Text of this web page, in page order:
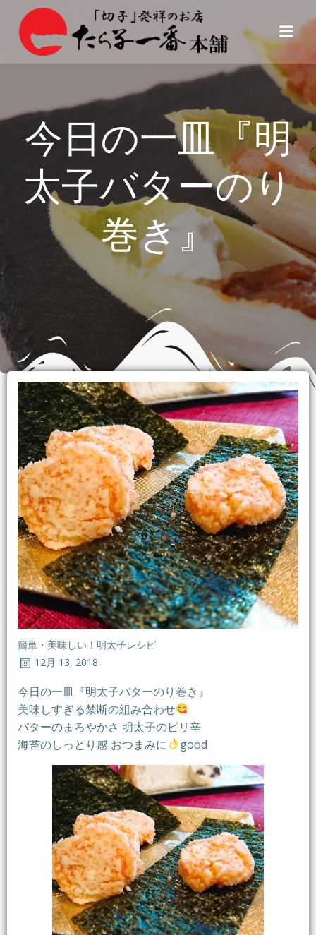
コ
ン
テ
ッ
今日の一皿『明
太子バターのり
巻き』
簡単・美味しい！明太子レシピ
12月 13, 2018
今日の一皿『明太子バターのり巻き』
美味しすぎる禁断の組み合わせ
バターのまろやかさ 明太子のピリ辛
海苔のしっとり感 おつまみに
good